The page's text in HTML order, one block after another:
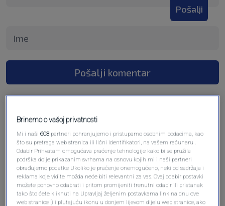
Pošalji
Pošalji komentar
Oglas
Brinemo o vašoj privatnosti
Mi i naši603 partneri pohranjujemo i pristupamo osobnim podacima, kao
što su pretraga web stranica ili lični identifikatori, na vašem računaru .
Odabir Prihvatam omogućava praćenje tehnologije kako bi se pružila
podrška dolje prikazanim svrhama na osnovu kojih mi i naši partneri
obrađujemo podatke Ukoliko je praćenje onemogućeno, neki od sadržaja i
reklama koje vidite možda neće biti relevantni za vas. Ovaj odabir postavki
možete ponovno odabrati i pritom promijeniti trenutni odabir ili pristanak
tako što ćete kliknuti na Upravljaj željenim postavkama link na dnu ove
web stranice [ili plutajuću ikonu u donjem lijevom dijelu web stranice, ako